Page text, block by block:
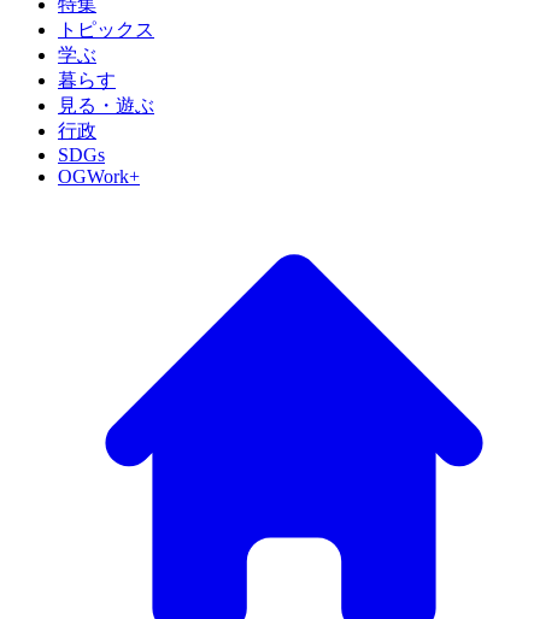
トピックス
学ぶ
暮らす
見る・遊ぶ
行政
SDGs
OGWork+